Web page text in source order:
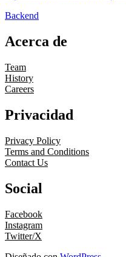
Backend
Acerca de
Team
History
Careers
Privacidad
Privacy Policy
Terms and Conditions
Contact Us
Social
Facebook
Instagram
Twitter/X